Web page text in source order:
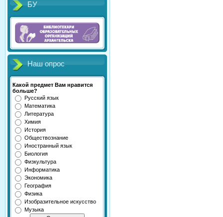
БУ
Наш опрос
Какой предмет Вам нравится
больше?
Русский язык
Математика
Литература
Химия
История
Обществознание
Иностранный язык
Биология
Физкультура
Информатика
Экономика
География
Физика
Изобразительное искусство
Музыка